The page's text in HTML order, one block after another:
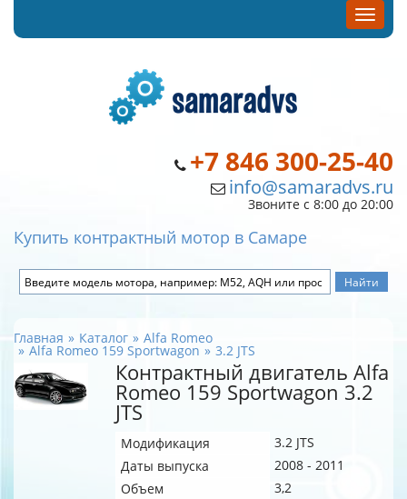
+7 846 300-25-40
info@samaradvs.ru
Звоните с 8:00 до 20:00
Купить контрактный мотор в Самаре
Главная Каталог Alfa Romeo
Alfa Romeo 159 Sportwagon 3.2 JTS
Контрактный двигатель Alfa
Romeo 159 Sportwagon 3.2
JTS
Модификация
3.2 JTS
Даты выпуска
2008 - 2011
Объем
3,2